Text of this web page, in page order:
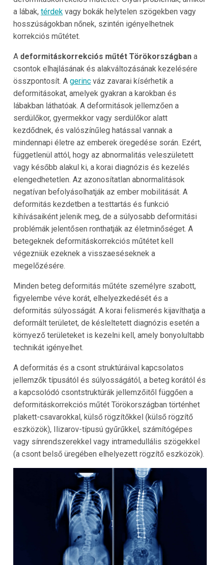
a lábak, térdekvagy bokák helytelen szögekben vagy
hosszúságokban nőnek, szintén igényelhetnek
korrekciós műtétet.
A deformitáskorrekciós műtét Törökországbana
csontok elhajlásának és alakváltozásának kezelésére
összpontosít. A gerincváz zavarai kísérhetik a
deformitásokat, amelyek gyakran a karokban és
lábakban láthatóak. A deformitások jellemzően a
serdülőkor, gyermekkor vagy serdülőkor alatt
kezdődnek, és valószínűleg hatással vannak a
mindennapi életre az emberek öregedése során. Ezért,
függetlenül attól, hogy az abnormalitás veleszületett
vagy később alakul ki, a korai diagnózis és kezelés
elengedhetetlen. Az azonosítatlan abnormalitások
negatívan befolyásolhatják az ember mobilitását. A
deformitás kezdetben a testtartás és funkció
kihívásaiként jelenik meg, de a súlyosabb deformitási
problémák jelentősen ronthatják az életminőséget. A
betegeknek deformitáskorrekciós műtétet kell
végezniük ezeknek a visszaeséseknek a
megelőzésére.
Minden beteg deformitás műtéte személyre szabott,
figyelembe véve korát, elhelyezkedését és a
deformitás súlyosságát. A korai felismerés kijavíthatja a
deformált területet, de késleltetett diagnózis esetén a
környező területeket is kezelni kell, amely bonyolultabb
technikát igényelhet.
A deformitás és a csont struktúráival kapcsolatos
jellemzők típusától és súlyosságától, a beteg korától és
a kapcsolódó csontstruktúrák jellemzőitől függően a
deformitáskorrekciós műtét Törökországban történhet
plakett-csavarokkal, külső rögzítőkkel (külső rögzítő
eszközök), Ilizarov-típusú gyűrűkkel, számítógépes
vagy sínrendszerekkel vagy intramedullális szögekkel
(a csont belső üregében elhelyezett rögzítő eszközök).